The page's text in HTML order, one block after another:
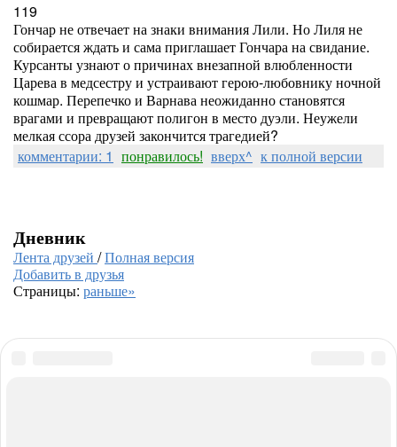
119
Гончар не отвечает на знаки внимания Лили. Но Лиля не
собирается ждать и сама приглашает Гончара на свидание.
Курсанты узнают о причинах внезапной влюбленности
Царева в медсестру и устраивают герою-любовнику ночной
кошмар. Перепечко и Варнава неожиданно становятся
врагами и превращают полигон в место дуэли. Неужели
мелкая ссора друзей закончится трагедией?
комментарии: 1 понравилось! вверх^ к полной версии
Дневник
Лента друзей /Полная версия
Добавить в друзья
Страницы: раньше»